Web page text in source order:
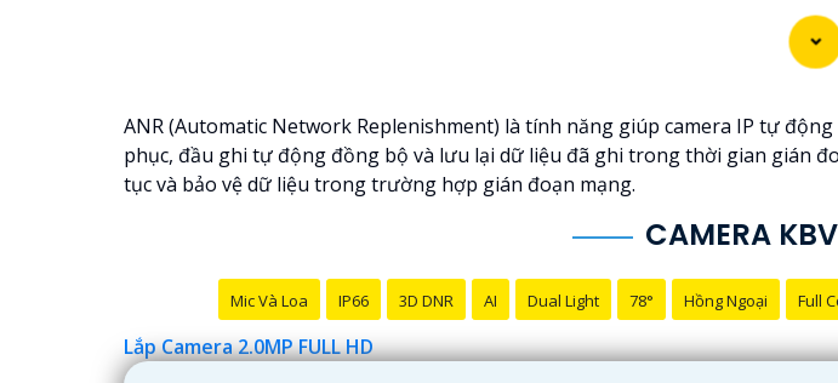
Với những tính năng trên, camera 2.0MP FULL HD sẽ là sự lựa chọn tốt để
mua sản phẩm này tại các cửa hàng điện tử hoặc trên các trang mạng chuyên
ANR (Automatic Network Replenishment) là tính năng giúp camera IP tự
phục, đầu ghi tự động đồng bộ và lưu lại dữ liệu đã ghi trong thời gian gián
tục và bảo vệ dữ liệu trong trường hợp gián đoạn mạng.
CAMERA
Mic Và Loa IP66 3D DNR AI Dual Light 78° Hồng Ngoại Full
Lắp Camera 2.0MP FULL HD